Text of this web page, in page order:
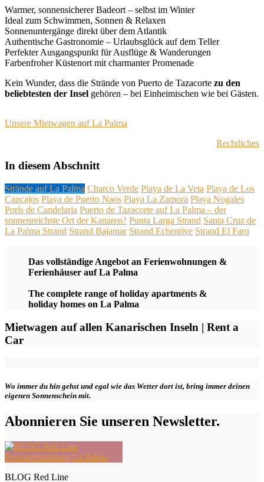
Warmer, sonnensicherer Badeort – selbst im Winter
Ideal zum Schwimmen, Sonnen & Relaxen
Sonnenuntergänge direkt über dem Atlantik
Authentische Gastronomie – Urlaubsglück auf dem Teller
Perfekter Ausgangspunkt für Ausflüge & Wanderungen
Farbenfroher Küstenort mit charmanter Promenade
Kein Wunder, dass die Strände von Puerto de Tazacorte zu den
beliebtesten der Insel gehören – bei Einheimischen wie bei Gästen.
Unsere Mietwagen auf La Palma
Rechtliches
In diesem Abschnitt
Strände auf La Palma Charco Verde Playa de La Veta Playa de Los
Cancajos Playa de Puerto Naos Playa La Zamora Playa Nogales
Porís de Candelaria Puerto de Tazacorte auf La Palma – der
sonnenreichste Ort der Kanaren? Punta Larga Strand Santa Cruz de
La Palma Strand Strand Bajamar Strand Echentive Strand El Faro
Das vollständige Angebot an Ferienwohnungen &
Ferienhäuser auf La Palma
The complete range of holiday apartments &
holiday homes on La Palma
Mietwagen auf allen Kanarischen Inseln | Rent a
Car
Wo immer du hin gehst und egal wie das Wetter dort ist, bring immer deinen
eigenen Sonnenschein mit.
Abonnieren Sie unseren Newsletter.
BLOG Red Line